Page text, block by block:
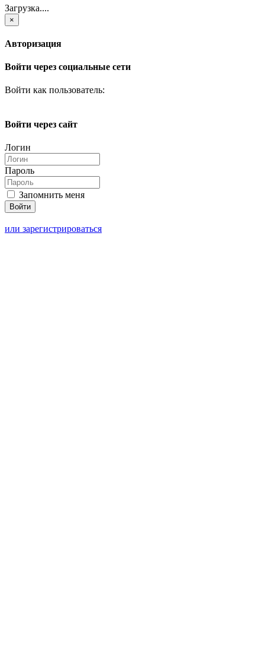
Загрузка....
×
Авторизация
Войти через социальные сети
Войти как пользователь:
Войти через сайт
Логин
Пароль
Запомнить меня
или зарегистрироваться